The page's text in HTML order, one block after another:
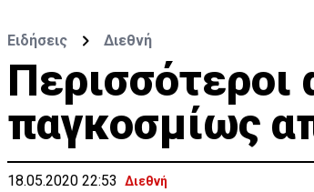
Ειδήσεις Διεθνή
Περισσότεροι
παγκοσμίως
18.05.2020 22:53 Διεθνή